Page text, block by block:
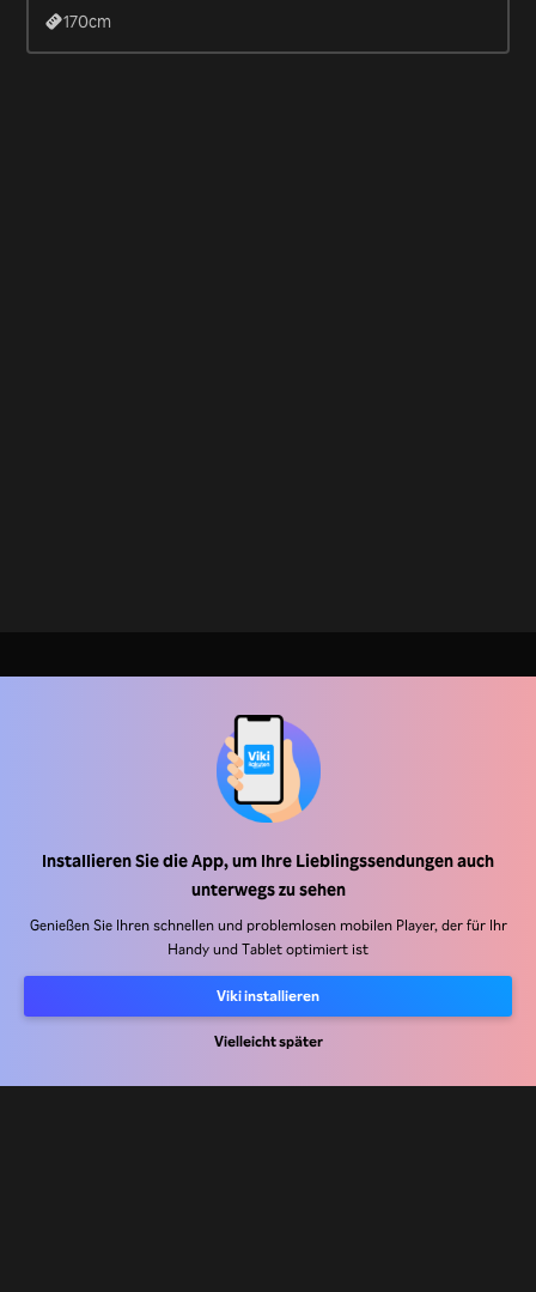
Installieren Sie die App, um Ihre Lieblingssendungen auch
unterwegs zu sehen
Genießen Sie Ihren schnellen und problemlosen mobilen Player, der für Ihr
Handy und Tablet optimiert ist
Viki installieren
Vielleicht später
170cm
Hilfe Center
Arbeiten Sie mit uns zusammen